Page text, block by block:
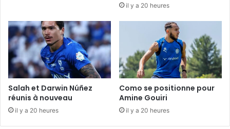
il y a 20 heures
Salah et Darwin Núñez
réunis à nouveau
il y a 20 heures
Como se positionne pour
Amine Gouiri
il y a 20 heures